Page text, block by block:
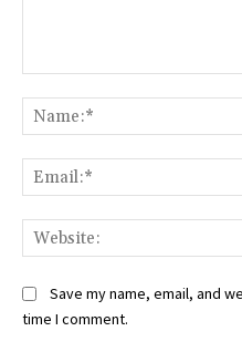
Save my name, email, and
time I comment.